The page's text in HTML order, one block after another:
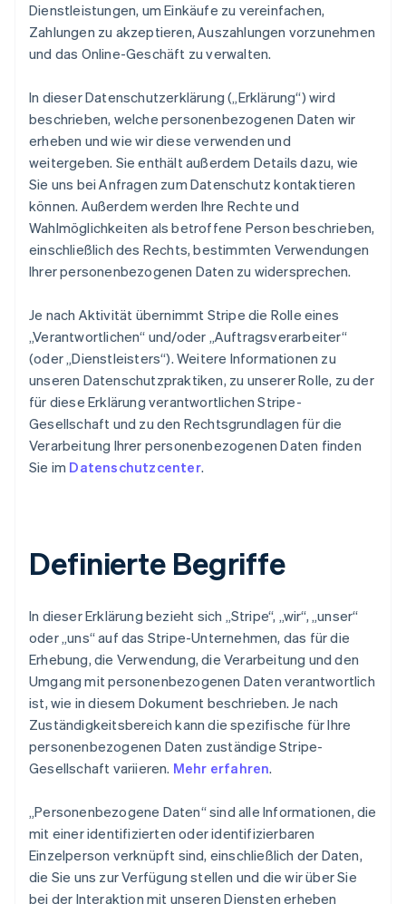
Dienstleistungen, um Einkäufe zu vereinfachen,
Zahlungen zu akzeptieren, Auszahlungen vorzunehmen
und das Online-Geschäft zu verwalten.
In dieser Datenschutzerklärung („Erklärung“) wird
beschrieben, welche personenbezogenen Daten wir
erheben und wie wir diese verwenden und
weitergeben. Sie enthält außerdem Details dazu, wie
Sie uns bei Anfragen zum Datenschutz kontaktieren
können. Außerdem werden Ihre Rechte und
Wahlmöglichkeiten als betroffene Person beschrieben,
einschließlich des Rechts, bestimmten Verwendungen
Ihrer personenbezogenen Daten zu widersprechen.
Je nach Aktivität übernimmt Stripe die Rolle eines
„Verantwortlichen“ und/oder „Auftragsverarbeiter“
(oder „Dienstleisters“). Weitere Informationen zu
unseren Datenschutzpraktiken, zu unserer Rolle, zu der
für diese Erklärung verantwortlichen Stripe-
Gesellschaft und zu den Rechtsgrundlagen für die
Verarbeitung Ihrer personenbezogenen Daten finden
Sie im Datenschutzcenter.
Definierte Begriffe
In dieser Erklärung bezieht sich „Stripe“, „wir“, „unser“
oder „uns“ auf das Stripe-Unternehmen, das für die
Erhebung, die Verwendung, die Verarbeitung und den
Umgang mit personenbezogenen Daten verantwortlich
ist, wie in diesem Dokument beschrieben. Je nach
Zuständigkeitsbereich kann die spezifische für Ihre
personenbezogenen Daten zuständige Stripe-
Gesellschaft variieren. Mehr erfahren.
„Personenbezogene Daten“ sind alle Informationen, die
mit einer identifizierten oder identifizierbaren
Einzelperson verknüpft sind, einschließlich der Daten,
die Sie uns zur Verfügung stellen und die wir über Sie
bei der Interaktion mit unseren Diensten erheben